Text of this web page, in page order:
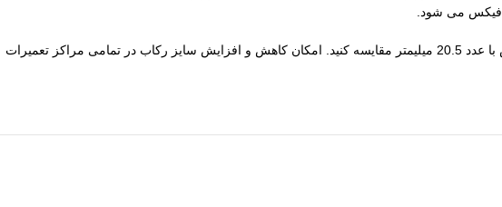
فیکس می شود.
برای اندازه گیری سایز رکاب انگشتر مالاکیت می توانید قطر داخل به داخل پایه انگشتر قدیمی خود را با خط کش اندازه گیری کنید و سپس با عدد 20.5 میلیمتر مقایسه کنید. امکان کاهش و افزایش سایز رکاب در تمامی مراکز تعمیرات